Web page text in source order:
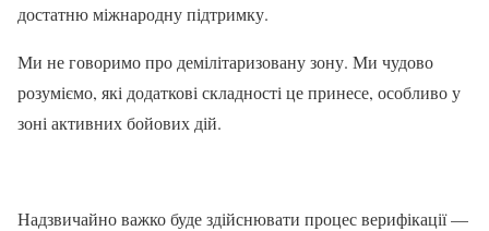
достатню міжнародну підтримку.
Ми не говоримо про демілітаризовану зону. Ми чудово
розуміємо, які додаткові складності це принесе, особливо у
зоні активних бойових дій.
Надзвичайно важко буде здійснювати процес верифікації —